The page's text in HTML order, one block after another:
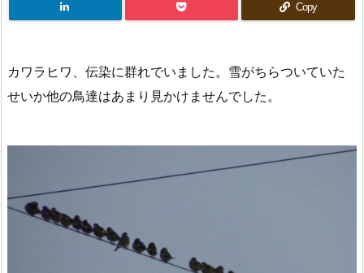
Copy
カワラヒワ、伝染に群れでいました。雪がちらついていた
せいか他の鳥達はあまり見かけませんでした。